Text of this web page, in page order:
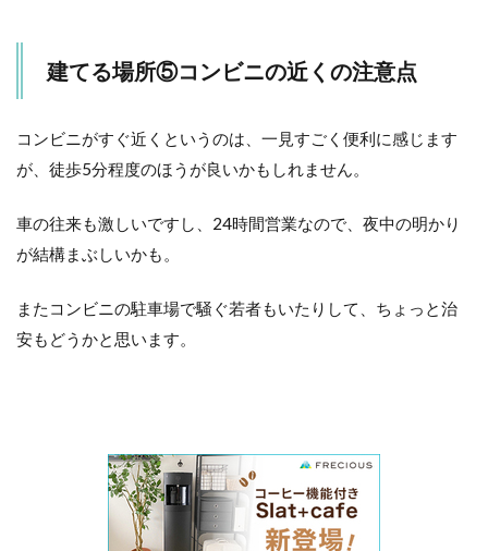
建てる場所⑤コンビニの近くの注意点
コンビニがすぐ近くというのは、一見すごく便利に感じます
が、徒歩5分程度のほうが良いかもしれません。
車の往来も激しいですし、24時間営業なので、夜中の明かり
が結構まぶしいかも。
またコンビニの駐車場で騒ぐ若者もいたりして、ちょっと治
安もどうかと思います。